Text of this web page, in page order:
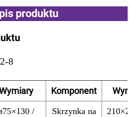
produktu
8
Komponent
/
Skrzynka na